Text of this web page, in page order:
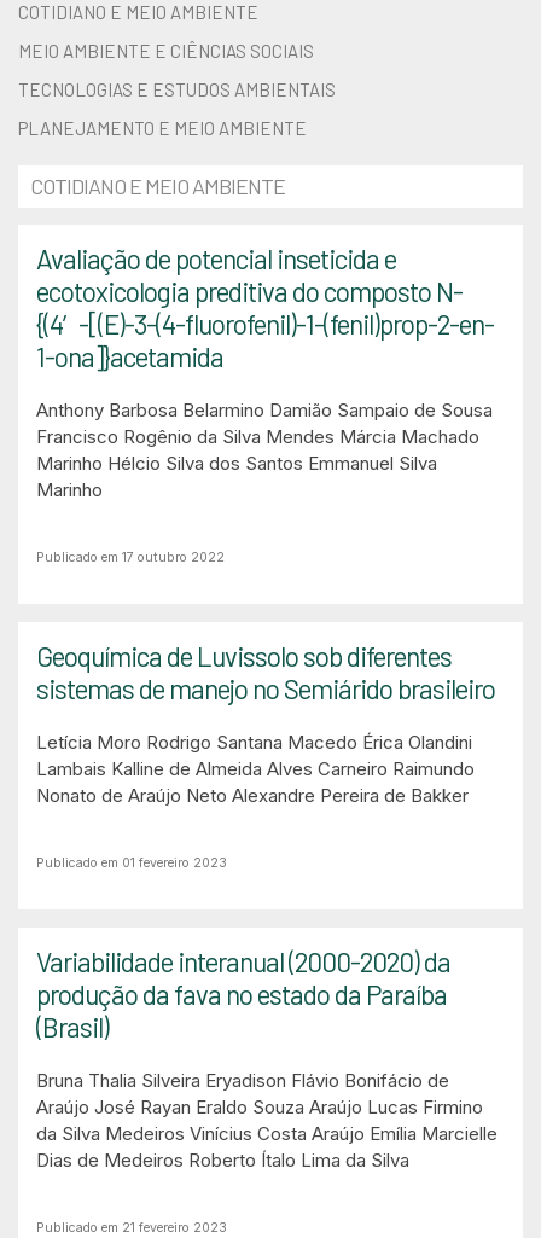
COTIDIANO E MEIO AMBIENTE
MEIO AMBIENTE E CIÊNCIAS SOCIAIS
TECNOLOGIAS E ESTUDOS AMBIENTAIS
PLANEJAMENTO E MEIO AMBIENTE
COTIDIANO E MEIO AMBIENTE
Avaliação de potencial inseticida e
ecotoxicologia preditiva do composto N-
{(4′-[(E)-3-(4-fluorofenil)-1-(fenil)prop-2-en-
1-ona]}acetamida
Anthony Barbosa Belarmino Damião Sampaio de Sousa
Francisco Rogênio da Silva Mendes Márcia Machado
Marinho Hélcio Silva dos Santos Emmanuel Silva
Marinho
Publicado em 17 outubro 2022
Geoquímica de Luvissolo sob diferentes
sistemas de manejo no Semiárido brasileiro
Letícia Moro Rodrigo Santana Macedo Érica Olandini
Lambais Kalline de Almeida Alves Carneiro Raimundo
Nonato de Araújo Neto Alexandre Pereira de Bakker
Publicado em 01 fevereiro 2023
Variabilidade interanual (2000-2020) da
produção da fava no estado da Paraíba
(Brasil)
Bruna Thalia Silveira Eryadison Flávio Bonifácio de
Araújo José Rayan Eraldo Souza Araújo Lucas Firmino
da Silva Medeiros Vinícius Costa Araújo Emília Marcielle
Dias de Medeiros Roberto Ítalo Lima da Silva
Publicado em 21 fevereiro 2023